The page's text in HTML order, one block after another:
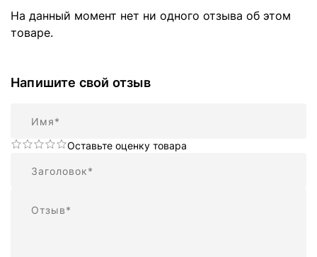
На данный момент нет ни одного отзыва об этом
товаре.
Напишите свой отзыв
Оставьте оценку товара